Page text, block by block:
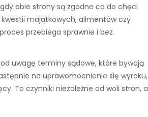
obie strony są zgodne co do chęci
majątkowych, alimentów czy
przebiega sprawnie i bez
uwagę terminy sądowe, które bywają
na uprawomocnienie się wyroku,
To czynniki niezależne od woli stron, a